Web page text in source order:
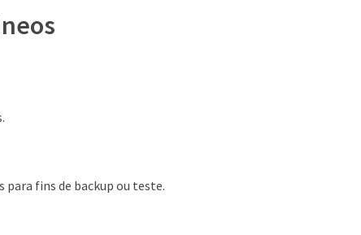
para fins de backup ou teste.